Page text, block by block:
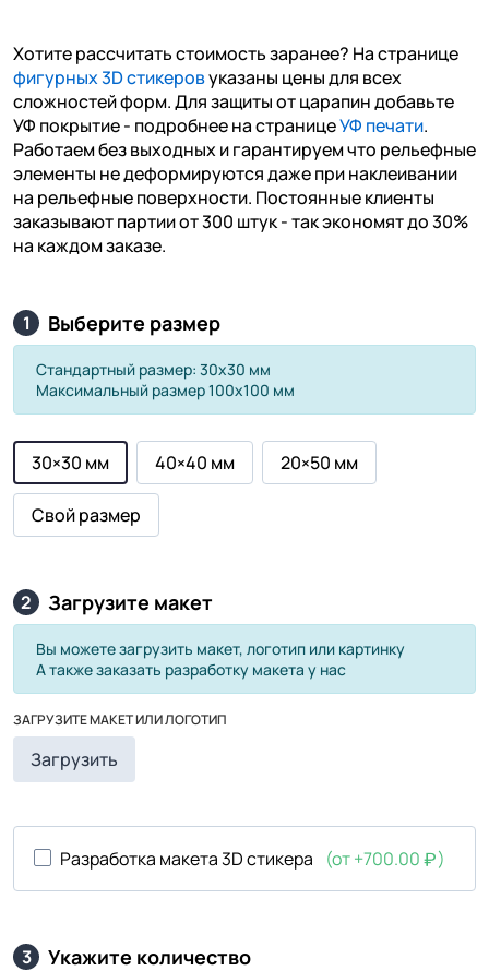
Хотите рассчитать стоимость заранее? На странице
фигурных 3D стикеровуказаны цены для всех
сложностей форм. Для защиты от царапин добавьте
УФ покрытие - подробнее на страницеУФ печати.
Работаем без выходных и гарантируем что рельефные
элементы не деформируются даже при наклеивании
на рельефные поверхности. Постоянные клиенты
заказывают партии от 300 штук - так экономят до 30%
на каждом заказе.
1 Выберите размер
Стандартный размер: 30х30 мм
Максимальный размер 100х100 мм
30×30 мм 40×40 мм 20×50 мм
Свой размер
2 Загрузите макет
Вы можете загрузить макет, логотип или картинку
А также заказать разработку макета у нас
ЗАГРУЗИТЕ МАКЕТ ИЛИ ЛОГОТИП
Загрузить
Разработка макета 3D стикера (от +700.00 )
3 Укажите количество